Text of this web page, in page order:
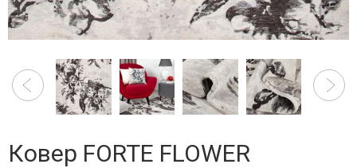
Ковер FORTE FLOWER